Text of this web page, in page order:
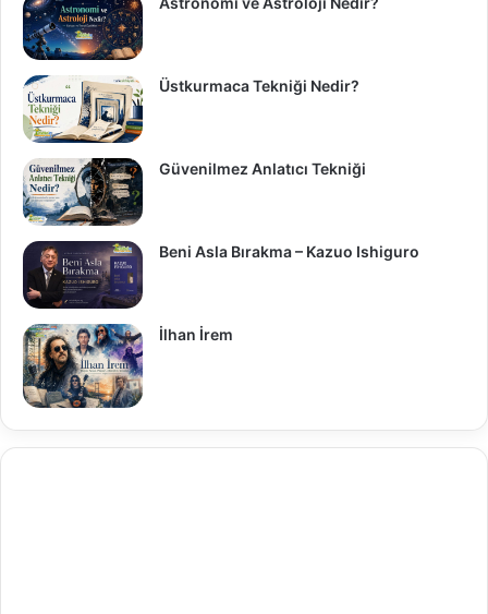
Üstkurmaca Tekniği Nedir?
Güvenilmez Anlatıcı Tekniği
Beni Asla Bırakma – Kazuo Ishiguro
İlhan İrem